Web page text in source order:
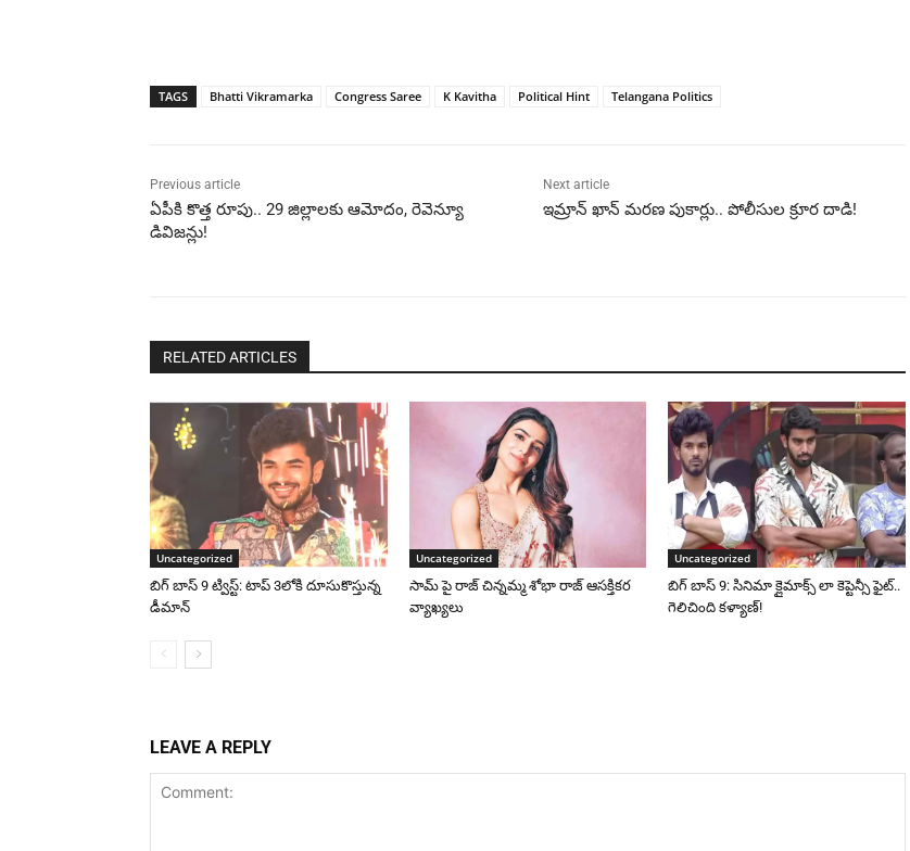
TAGS Bhatti Vikramarka Congress Saree K Kavitha Political Hint Telangana Politics
Previous article
ఏపీకి కొత్త రూపు.. 29 జిల్లాలకు ఆమోదం, రెవెన్యూ
డివిజన్లు!
Next article
ఇమ్రాన్ ఖాన్ మరణ పుకార్లు.. పోలీసుల క్రూర దాడి!
RELATED ARTICLES
Uncategorized
బిగ్ బాస్ 9 ట్విస్ట్: టాప్ 3లోకి దూసుకొస్తున్న
డీమాన్
Uncategorized
సామ్ పై రాజ్ చిన్నమ్మ శోభా రాజ్ ఆసక్తికర
వ్యాఖ్యలు
Uncategorized
బిగ్ బాస్ 9: సినిమా క్లైమాక్స్ లా కెప్టెన్సీ ఫైట్..
గెలిచింది కళ్యాణ్!
LEAVE A REPLY